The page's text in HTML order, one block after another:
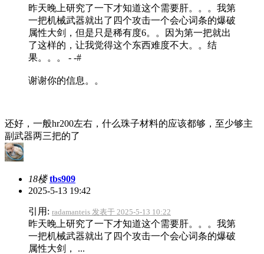
昨天晚上研究了一下才知道这个需要肝。。。我第
一把机械武器就出了四个攻击一个会心词条的爆破
属性大剑，但是只是稀有度6。。因为第一把就出
了这样的，让我觉得这个东西难度不大。。结
果。。。 - -#
谢谢你的信息。。
还好，一般hr200左右，什么珠子材料的应该都够，至少够主
副武器两三把的了
18楼 tbs909
2025-5-13 19:42
引用: radamanteis 发表于 2025-5-13 10:22
昨天晚上研究了一下才知道这个需要肝。。。我第
一把机械武器就出了四个攻击一个会心词条的爆破
属性大剑， ...